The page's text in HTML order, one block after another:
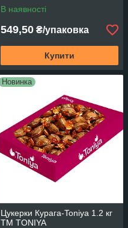
В наявності
549,50 ₴/упаковка
Купити
Новинка
Цукерки Курага-Toniya 1.2 кг
TM TONIYA